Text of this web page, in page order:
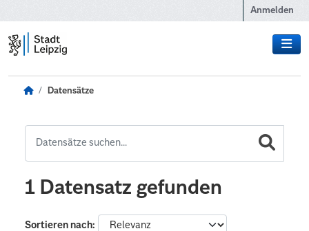
Anmelden
Datensätze
1 Datensatz gefunden
Sortieren nach